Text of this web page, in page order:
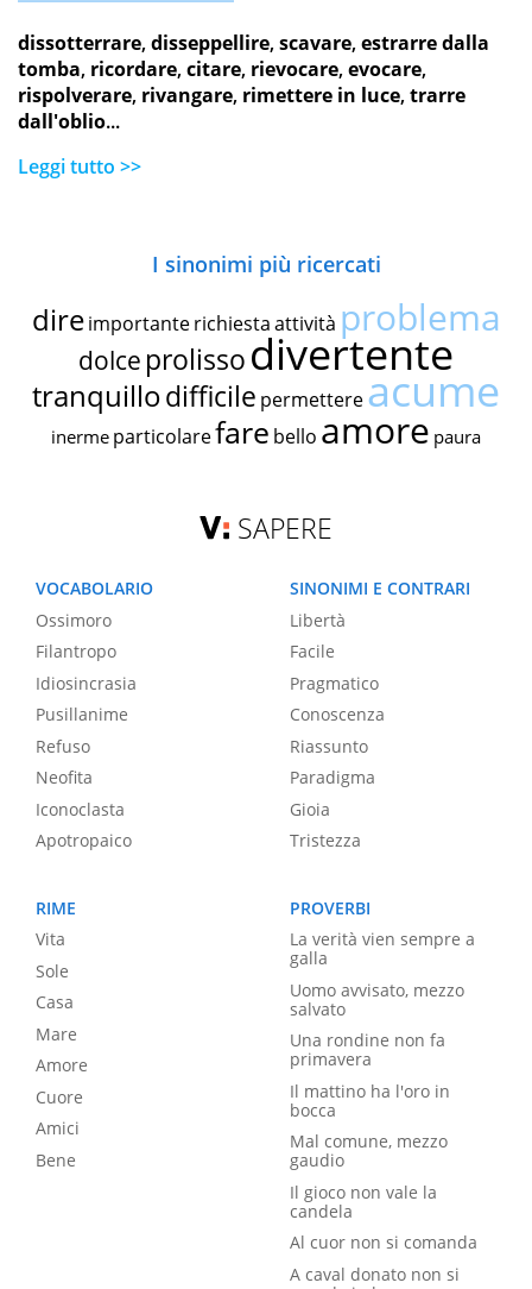
dissotterrare,disseppellire,scavare,estrarre dalla
tomba, ricordare,citare, rievocare,evocare,
rispolverare, rivangare, rimettere in luce,trarre
dall'oblio...
Leggi tutto >>
I sinonimi più ricercati
dire importante richiestaattività problema
dolce prolissodivertente
tranquillodifficile permettereacume
inerme particolarefare bello amore paura
SAPERE
VOCABOLARIO
Ossimoro
Filantropo
Idiosincrasia
Pusillanime
Refuso
Neofita
Iconoclasta
Apotropaico
SINONIMI E CONTRARI
Libertà
Facile
Pragmatico
Conoscenza
Riassunto
Paradigma
Gioia
Tristezza
RIME
Vita
Sole
Casa
Mare
Amore
Cuore
Amici
Bene
PROVERBI
La verità vien sempre a
galla
Uomo avvisato, mezzo
salvato
Una rondine non fa
primavera
Il mattino ha l'oro in
bocca
Mal comune, mezzo
gaudio
Il gioco non vale la
candela
Al cuor non si comanda
A caval donato non si